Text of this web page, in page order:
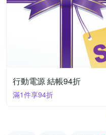
行動電源 結帳94折
滿1件享94折